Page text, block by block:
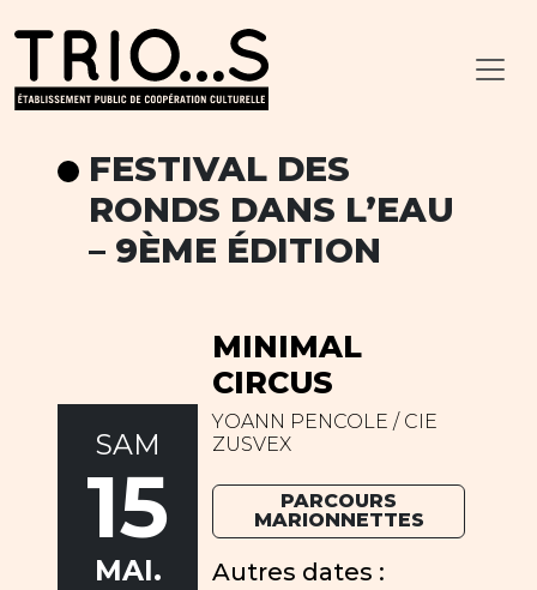
FESTIVAL DES
RONDS DANS L’EAU
– 9ÈME ÉDITION
MINIMAL
CIRCUS
YOANN PENCOLE / CIE
ZUSVEX
PARCOURS
MARIONNETTES
Autres dates :
SAM
15
MAI.